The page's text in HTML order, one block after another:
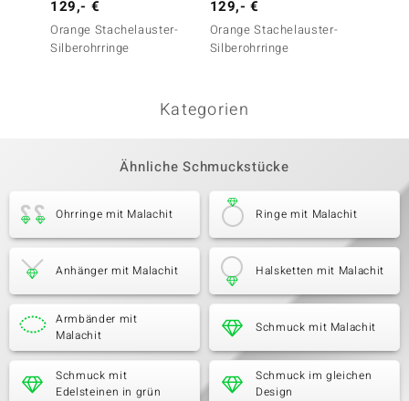
129,- €
Orange Stachelauster-
Silberohrringe
129,- €
Orange Stachelauster-
Silberohrringe
Kategorien
Ähnliche Schmuckstücke
Ohrringe mit Malachit Ringe mit Malachit
Anhänger mit Malachit Halsketten mit Malachit
Armbänder mit
Malachit
Schmuck mit Malachit
Schmuck mit
Edelsteinen in grün
Schmuck im gleichen
Design